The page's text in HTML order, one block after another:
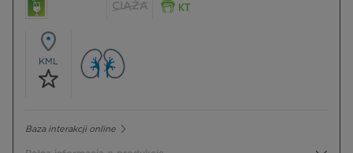
CIĄŻA
KML
Baza interakcji online